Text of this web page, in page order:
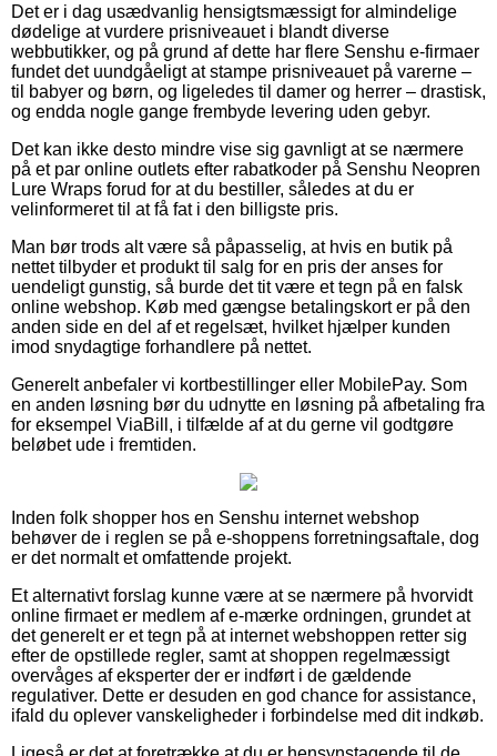
Det er i dag usædvanlig hensigtsmæssigt for almindelige
dødelige at vurdere prisniveauet i blandt diverse
webbutikker, og på grund af dette har flere Senshu e-firmaer
fundet det uundgåeligt at stampe prisniveauet på varerne –
til babyer og børn, og ligeledes til damer og herrer – drastisk,
og endda nogle gange frembyde levering uden gebyr.
Det kan ikke desto mindre vise sig gavnligt at se nærmere
på et par online outlets efter rabatkoder på Senshu Neopren
Lure Wraps forud for at du bestiller, således at du er
velinformeret til at få fat i den billigste pris.
Man bør trods alt være så påpasselig, at hvis en butik på
nettet tilbyder et produkt til salg for en pris der anses for
uendeligt gunstig, så burde det tit være et tegn på en falsk
online webshop. Køb med gængse betalingskort er på den
anden side en del af et regelsæt, hvilket hjælper kunden
imod snydagtige forhandlere på nettet.
Generelt anbefaler vi kortbestillinger eller MobilePay. Som
en anden løsning bør du udnytte en løsning på afbetaling fra
for eksempel ViaBill, i tilfælde af at du gerne vil godtgøre
beløbet ude i fremtiden.
Inden folk shopper hos en Senshu internet webshop
behøver de i reglen se på e-shoppens forretningsaftale, dog
er det normalt et omfattende projekt.
Et alternativt forslag kunne være at se nærmere på hvorvidt
online firmaet er medlem af e-mærke ordningen, grundet at
det generelt er et tegn på at internet webshoppen retter sig
efter de opstillede regler, samt at shoppen regelmæssigt
overvåges af eksperter der er indført i de gældende
regulativer. Dette er desuden en god chance for assistance,
ifald du oplever vanskeligheder i forbindelse med dit indkøb.